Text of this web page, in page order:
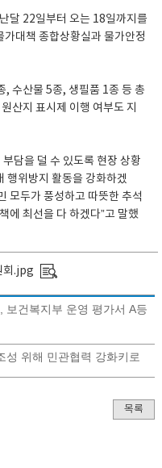
달 22일부터 오는 18일까지를
대책 종합상황실과 물가안정
, 수산물 5종, 생필품 1종 등 총
산지 표시제 이행 여부도 지
담을 덜 수 있도록 현장 상황
행위방지 활동을 강화하겠
모두가 풍성하고 따뜻한 추석
에 최선을 다 하겠다”고 말했
회.jpg
보건복지부 운영 평가서 A등
성 위해 민관협력 강화키로
목록